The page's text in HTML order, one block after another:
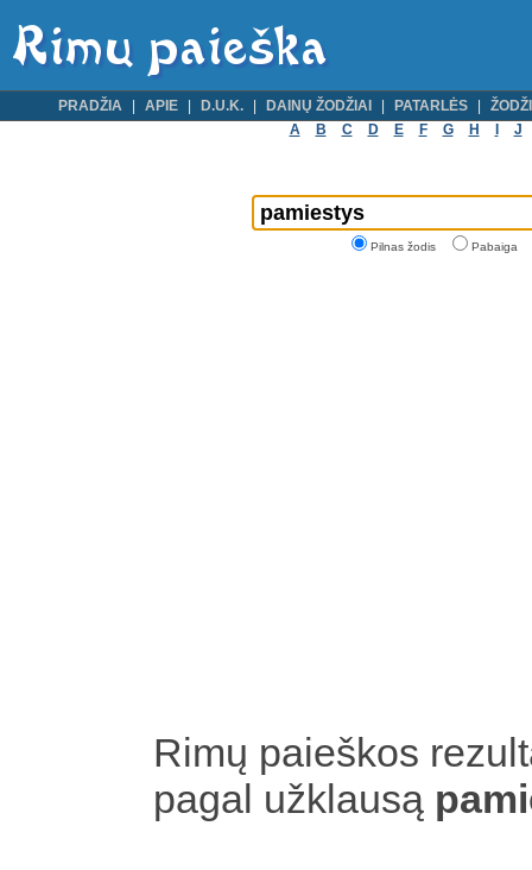
PRADŽIA APIE D.U.K. DAINŲ ŽODŽIAI PATARLĖS
A
B C D E F G H J
Pilnas žodis Pabaiga
Rimų paieškos
pagal užklausą